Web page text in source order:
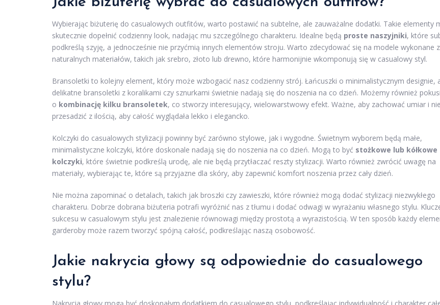
Wybierając biżuterię do casualowych outfitów, warto postawić na subtelne, ale zauważalne dodatki. Takie elementy
skutecznie dopełnić codzienny look, nadając mu szczególnego charakteru. Idealne będą proste naszyjniki, które
podkreślą szyję, a jednocześnie nie przyćmią innych elementów stroju. Warto zdecydować się na modele wykonane z
naturalnych materiałów, takich jak srebro, złoto lub drewno, które harmonijnie wkomponują się w casualowy styl.
Bransoletki to kolejny element, który może wzbogacić nasz codzienny strój. Łańcuszki o minimalistycznym designie,
delikatne bransoletki z koralikami czy sznurkami świetnie nadają się do noszenia na co dzień. Możemy również
o kombinację kilku bransoletek, co stworzy interesujący, wielowarstwowy efekt. Ważne, aby zachować umiar i nie
przesadzić z ilością, aby całość wyglądała lekko i elegancko.
Kolczyki do casualowych stylizacji powinny być zarówno stylowe, jak i wygodne. Świetnym wyborem będą małe,
minimalistyczne kolczyki, które doskonale nadają się do noszenia na co dzień. Mogą to być stożkowe lub kółkowe
kolczyki, które świetnie podkreślą urodę, ale nie będą przytłaczać reszty stylizacji. Warto również zwrócić uwagę na
materiały, wybierając te, które są przyjazne dla skóry, aby zapewnić komfort noszenia przez cały dzień.
Nie można zapominać o detalach, takich jak broszki czy zawieszki, które również mogą dodać stylizacji niezwykłego
charakteru. Dobrze dobrana biżuteria potrafi wyróżnić nas z tłumu i dodać odwagi w wyrażaniu własnego stylu.
sukcesu w casualowym stylu jest znalezienie równowagi między prostotą a wyrazistością. W ten sposób każdy
garderoby może razem tworzyć spójną całość, podkreślając naszą osobowość.
Jakie nakrycia głowy są odpowiednie do casualowego
stylu?
Nakrycia głowy mogą być doskonałym dodatkiem do casualowego stylu, podkreślając indywidualność i charakter